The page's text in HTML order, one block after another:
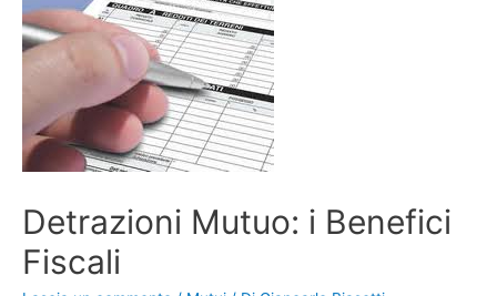
Detrazioni Mutuo: i Benefici
Fiscali